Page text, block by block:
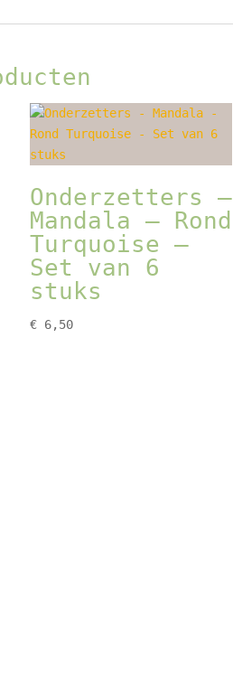
Onderzetters –
Mandala – Rond
Turquoise –
Set van 6
stuks
€6,50